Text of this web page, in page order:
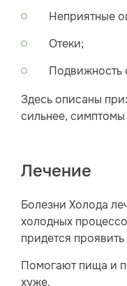
Неприятные
Отеки;
Подвижность
Здесь описаны
сильнее,
Лечение
Болезни Холода
холодных
придется
Помогают пища и
хуже.